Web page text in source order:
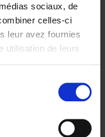
sociaux, de
celles-ci
leur avez fournies
utilisation de leurs
like a PRO -